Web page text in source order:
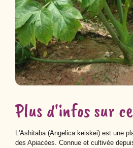
Plus d'infos sur
L'Ashitaba (Angelica keiskei) est une
des Apiacées. Connue et cultivée